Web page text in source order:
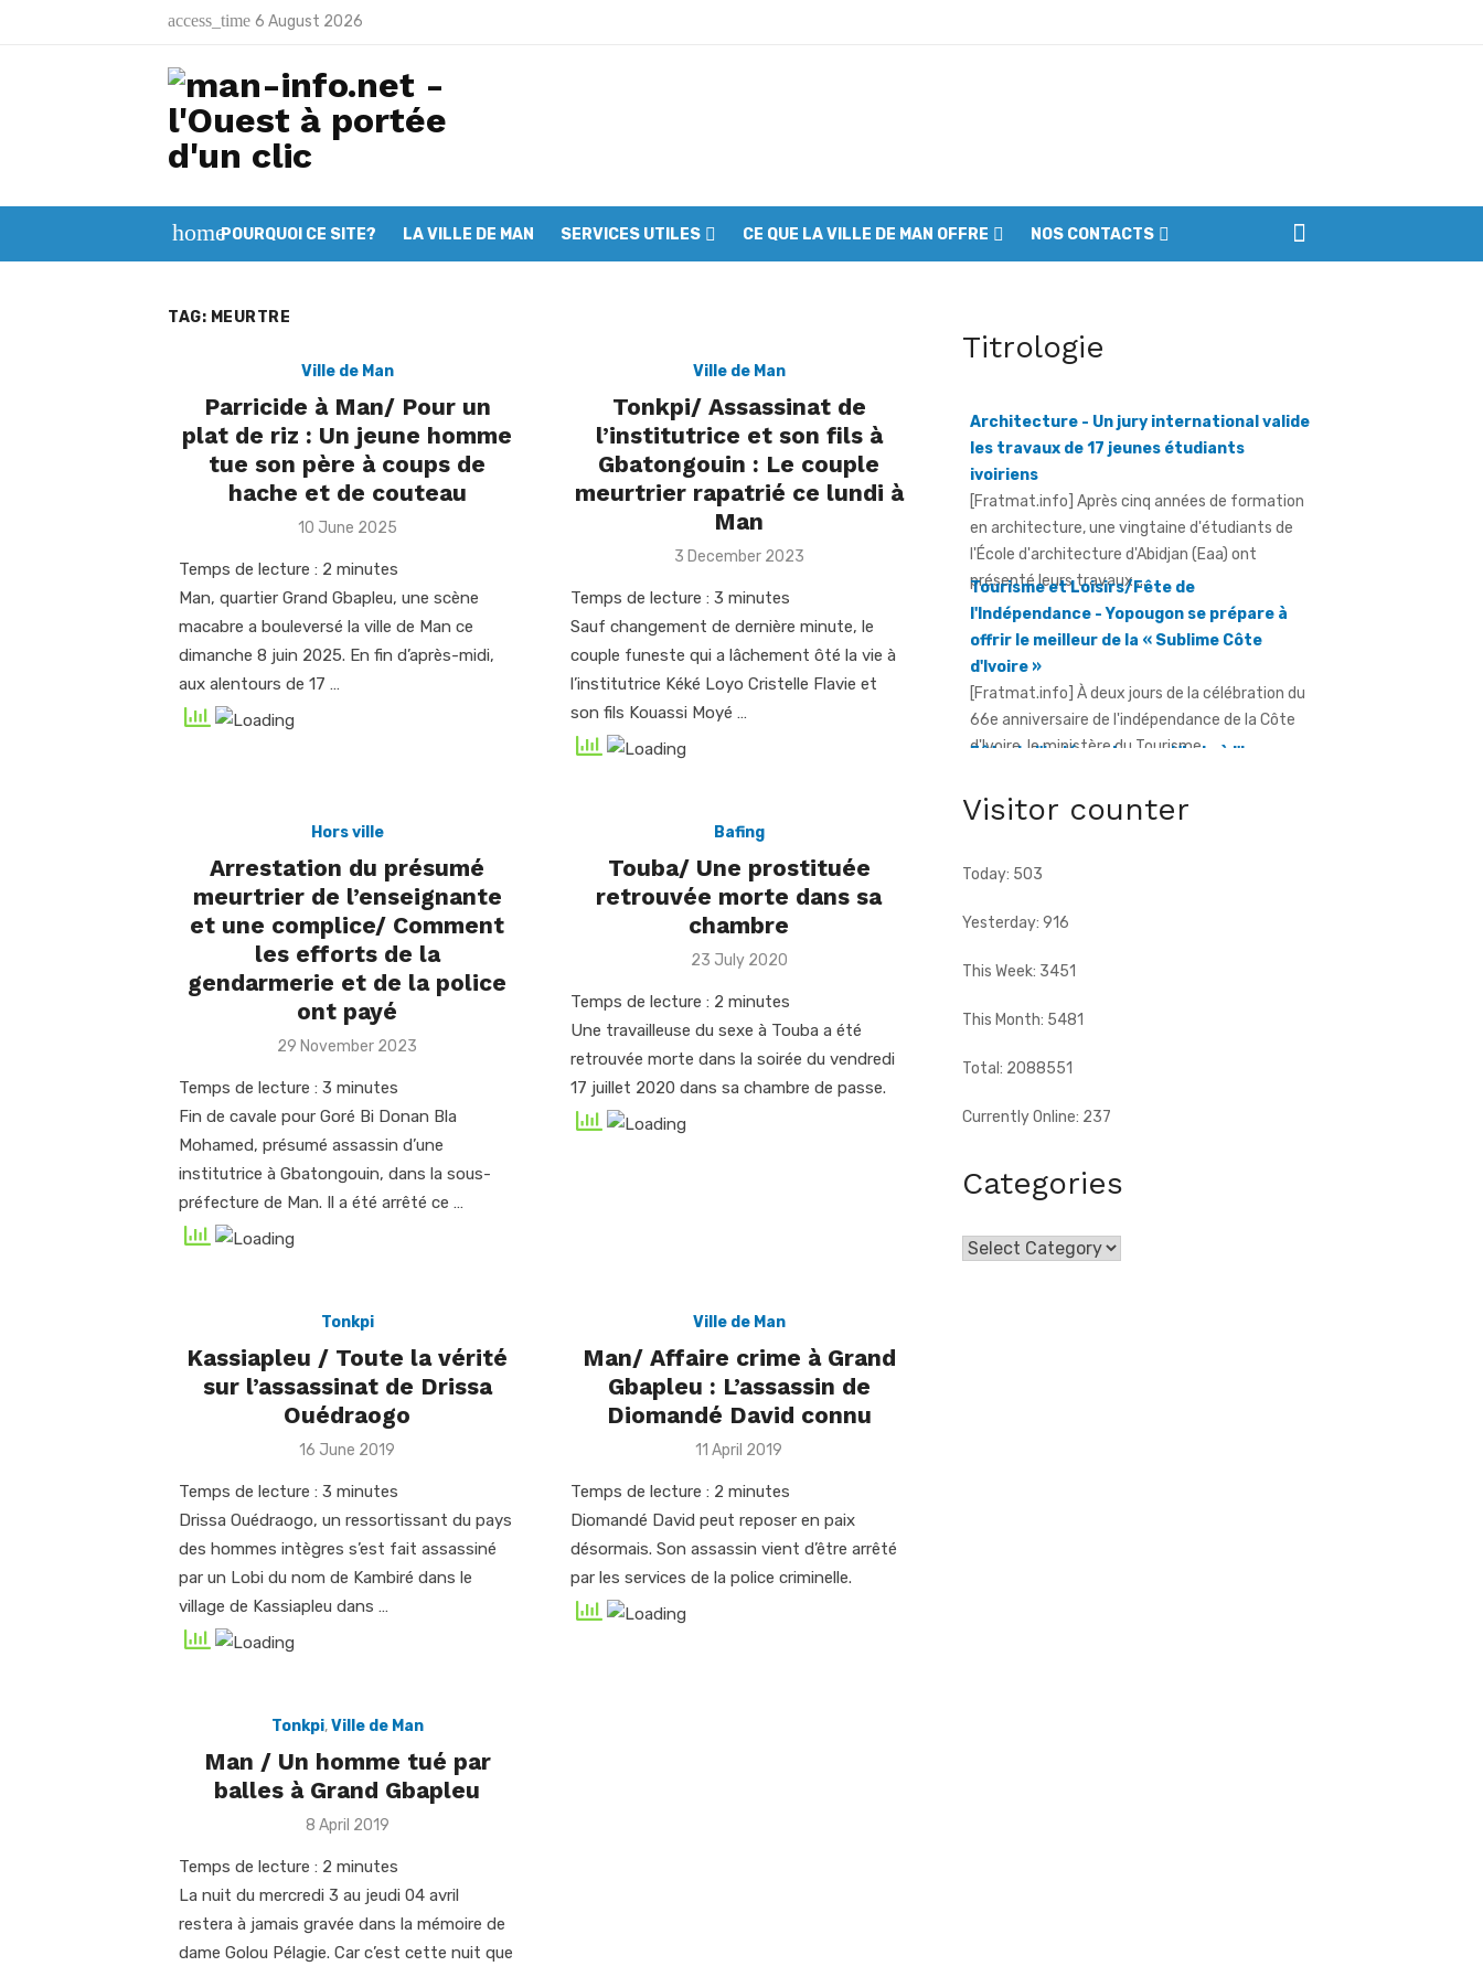
access_time 6 August 2026
Man: Les jeunes musulmans appelés à s’engager contre l’incivisme et la drogue
Deuxième session du CGL Mont Péko: Les communautés riveraines appelées à devenir les premières gardiennes du parc
Filière café – cacao : Le SYNAVICI réclame un audit du collège des producteurs
Tonkpi: L’ULDT lance ses activités et appelle à l’union des cadres
Man: La Fondation Baby Day renforce son engagement pour la santé maternelle et infantile
Koro: Le premier commissariat de police inauguré
Logoualé: Le conseil municipal tourne la page de la dissidence
homePOURQUOI CE SITE? LA VILLE DE MAN SERVICES UTILES CE QUE LA VILLE DE MAN OFFRE NOS CONTACTS
TAG: MEURTRE
Ville de Man
Parricide à Man/ Pour un
plat de riz : Un jeune homme
tue son père à coups de
hache et de couteau
Posted
10 June 2025
Temps de lecture : 2 minutes
Man, quartier Grand Gbapleu, une scène
macabre a bouleversé la ville de Man ce
dimanche 8 juin 2025. En fin d’après-midi,
aux alentours de 17 …
Ville de Man
Tonkpi/ Assassinat de
l’institutrice et son fils à
Gbatongouin : Le couple
meurtrier rapatrié ce lundi à
Man
Posted
3 December 2023
Temps de lecture : 3 minutes
Sauf changement de dernière minute, le
couple funeste qui a lâchement ôté la vie à
l’institutrice Kéké Loyo Cristelle Flavie et
son fils Kouassi Moyé …
Hors ville
Arrestation du présumé
meurtrier de l’enseignante
et une complice/ Comment
les efforts de la
gendarmerie et de la police
ont payé
Posted
29 November 2023
Temps de lecture : 3 minutes
Fin de cavale pour Goré Bi Donan Bla
Mohamed, présumé assassin d’une
institutrice à Gbatongouin, dans la sous-
préfecture de Man. Il a été arrêté ce …
Bafing
Touba/ Une prostituée
retrouvée morte dans sa
chambre
Posted
23 July 2020
Temps de lecture : 2 minutes
Une travailleuse du sexe à Touba a été
retrouvée morte dans la soirée du vendredi
17 juillet 2020 dans sa chambre de passe.
Tonkpi
Kassiapleu / Toute la vérité
sur l’assassinat de Drissa
Ouédraogo
Posted
16 June 2019
Temps de lecture : 3 minutes
Drissa Ouédraogo, un ressortissant du pays
des hommes intègres s’est fait assassiné
par un Lobi du nom de Kambiré dans le
village de Kassiapleu dans …
Ville de Man
Man/ Affaire crime à Grand
Gbapleu : L’assassin de
Diomandé David connu
Posted
11 April 2019
Temps de lecture : 2 minutes
Diomandé David peut reposer en paix
désormais. Son assassin vient d’être arrêté
par les services de la police criminelle.
Tonkpi,Ville de Man
Man / Un homme tué par
balles à Grand Gbapleu
Posted
8 April 2019
Temps de lecture : 2 minutes
La nuit du mercredi 3 au jeudi 04 avril
restera à jamais gravée dans la mémoire de
dame Golou Pélagie. Car c’est cette nuit que
Titrologie
Architecture - Un jury international valide
les travaux de 17 jeunes étudiants
ivoiriens
[Fratmat.info] Après cinq années de formation
en architecture, une vingtaine d'étudiants de
l'École d'architecture d'Abidjan (Eaa) ont
présenté leurs travaux ...
Tourisme et Loisirs/Fête de
l'Indépendance - Yopougon se prépare à
offrir le meilleur de la « Sublime Côte
d'Ivoire »
[Fratmat.info] À deux jours de la célébration du
66e anniversaire de l'indépendance de la Côte
d'Ivoire, le ministère du Tourisme ...
Fête de l'indépendance - L'Inde à l'honneur,
[Fratmat.info] Un contingent de l'armée
Visitor counter
Today: 503
Yesterday: 916
This Week: 3451
This Month: 5481
Total: 2088551
Currently Online: 237
Categories
Categories